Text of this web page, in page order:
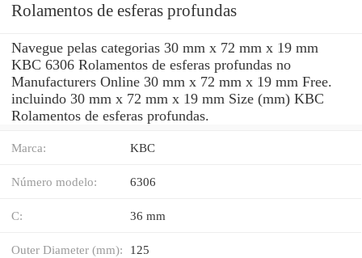
Rolamentos de esferas profundas
Navegue pelas categorias 30 mm x 72 mm x 19 mm
KBC 6306 Rolamentos de esferas profundas no
Manufacturers Online 30 mm x 72 mm x 19 mm Free.
incluindo 30 mm x 72 mm x 19 mm Size (mm) KBC
Rolamentos de esferas profundas.
Marca: KBC
Número modelo: 6306
C: 36 mm
Outer Diameter (mm): 125